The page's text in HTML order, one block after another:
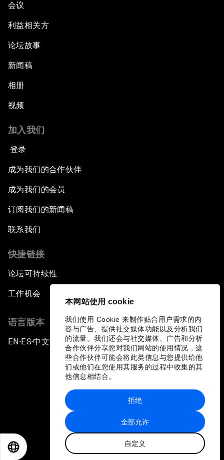
本网站使用 cookie
我们使用 Cookie 来制作贴合用户需求的内
容与广告、提供社交媒体功能以及分析我们
的流量。我们还会与社交媒体、广告和分析
合作伙伴分享您对我们网站的使用情况，这
些合作伙伴可能会将此类信息与您提供给他
们或他们在您使用其服务的过程中收集的其
他信息相结合。
全部允许
自定义
拒绝
会议
利益相关方
论坛故事
新闻稿
相册
视频
加入我们
登录
成为我们的合作伙伴
成为我们的会员
订阅我们的新闻稿
联系我们
快捷链接
论坛可持续性
工作机会
语言版本
EN ▪ ES▪中文▪ 日本語
站点地图
世界经济论坛